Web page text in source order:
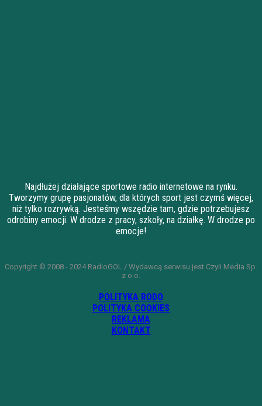
Najdłużej działające sportowe radio internetowe na rynku.
Tworzymy grupę pasjonatów, dla których sport jest czymś więcej,
niż tylko rozrywką. Jesteśmy wszędzie tam, gdzie potrzebujesz
odrobiny emocji. W drodze z pracy, szkoły, na działkę. W drodze po
emocje!
Copyright © 2008 - 2024 RadioGOL / Wydawcą serwisu jest Czyli Media Sp.
z o.o.
POLITYKA RODO
POLITYKA COOKIES
REKLAMA
KONTAKT